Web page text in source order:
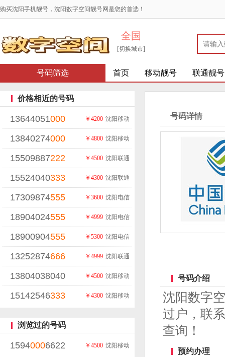
购买沈阳手机靓号，沈阳数字空间靓号网是您的首选！
全国
[切换城市]
号码筛选 首页 移动靓号 联通靓号
价格相近的号码
13644051000 沈阳移动
￥4200
13840274000 沈阳移动
￥4800
15509887222 沈阳联通
￥4500
15524040333 沈阳联通
￥4300
17309874555 沈阳电信
￥3600
18904024555 沈阳电信
￥4999
18900904555 沈阳电信
￥5300
13252874666 沈阳联通
￥4999
13804038040 沈阳移动
￥4500
15142546333 沈阳移动
￥4300
浏览过的号码
15940006622 沈阳移动
￥4500
号码详情
号码介绍
沈阳数字
过户，联
查询！
预约办理